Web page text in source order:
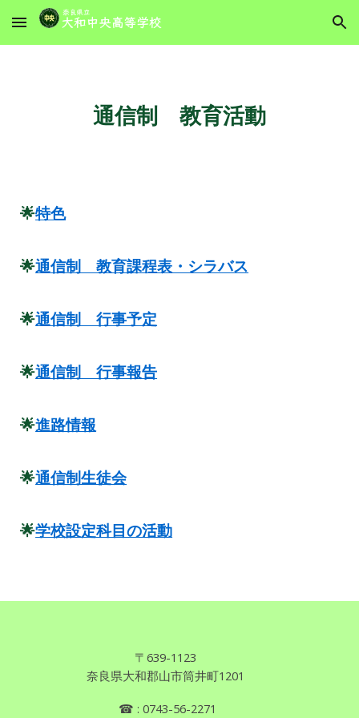
Skip to main content Skip to navigation
通信制 教育活動
🌟特色
🌟通信制 教育課程表・シラバス
🌟通信制 行事予定
🌟通信制 行事報告
🌟進路情報
🌟通信制生徒会
🌟学校設定科目の活動
〒639-1123
奈良県大和郡山市筒井町1201
☎ : 0743-56-2271